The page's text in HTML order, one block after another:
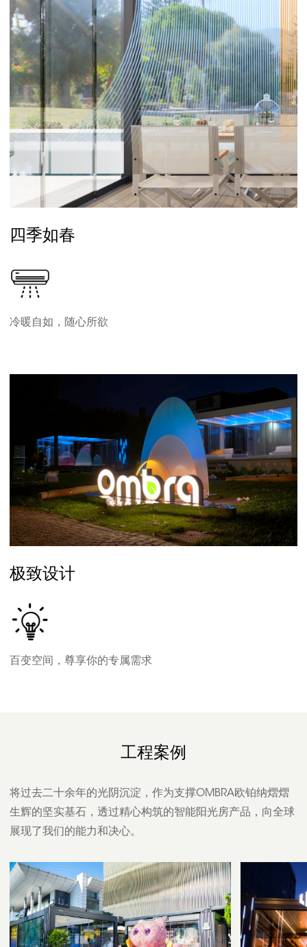
四季如春
冷暖自如，随心所欲
极致设计
百变空间，尊享你的专属需求
工程案例
将过去二十余年的光阴沉淀，作为支撑OMBRA欧铂纳熠熠
生辉的坚实基石，透过精心构筑的智能阳光房产品，向全球
展现了我们的能力和决心。